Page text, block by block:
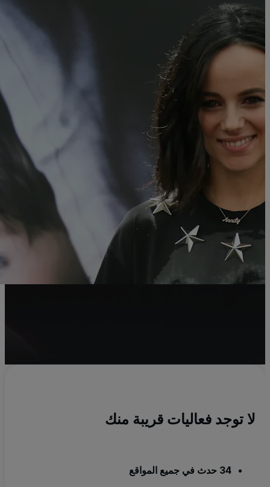
لا توجد فعاليات قريبة منك
34 حدث في جميع المواقع